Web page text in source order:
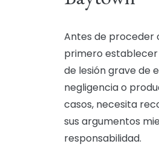
Antes de proceder
primero
de lesión grave de
negligencia o
casos, necesita
sus argumentos
responsabilidad.